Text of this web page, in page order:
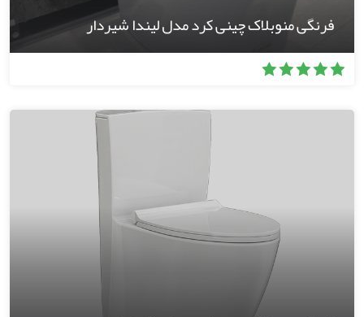
فرنگی منوبلاک چینی کرد مدل لیندا شیردار